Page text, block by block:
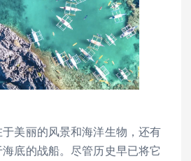
美丽的风景和海洋生物，还有
底的战船。尽管历史早已将它